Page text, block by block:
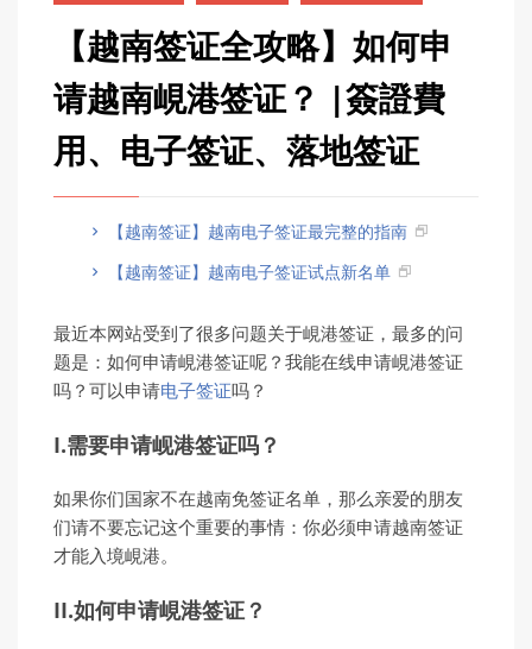
【越南签证全攻略】如何申
请越南峴港签证？ |簽證費
用、电子签证、落地签证
【越南签证】越南电子签证最完整的指南
【越南签证】越南电子签证试点新名单
最近本网站受到了很多问题关于峴港签证，最多的问
题是：如何申请峴港签证呢？我能在线申请峴港签证
吗？可以申请电子签证吗？
I.需要申请岘港签证吗？
如果你们国家不在越南免签证名单，那么亲爱的朋友
们请不要忘记这个重要的事情：你必须申请越南签证
才能入境峴港。
II.如何申请峴港签证？